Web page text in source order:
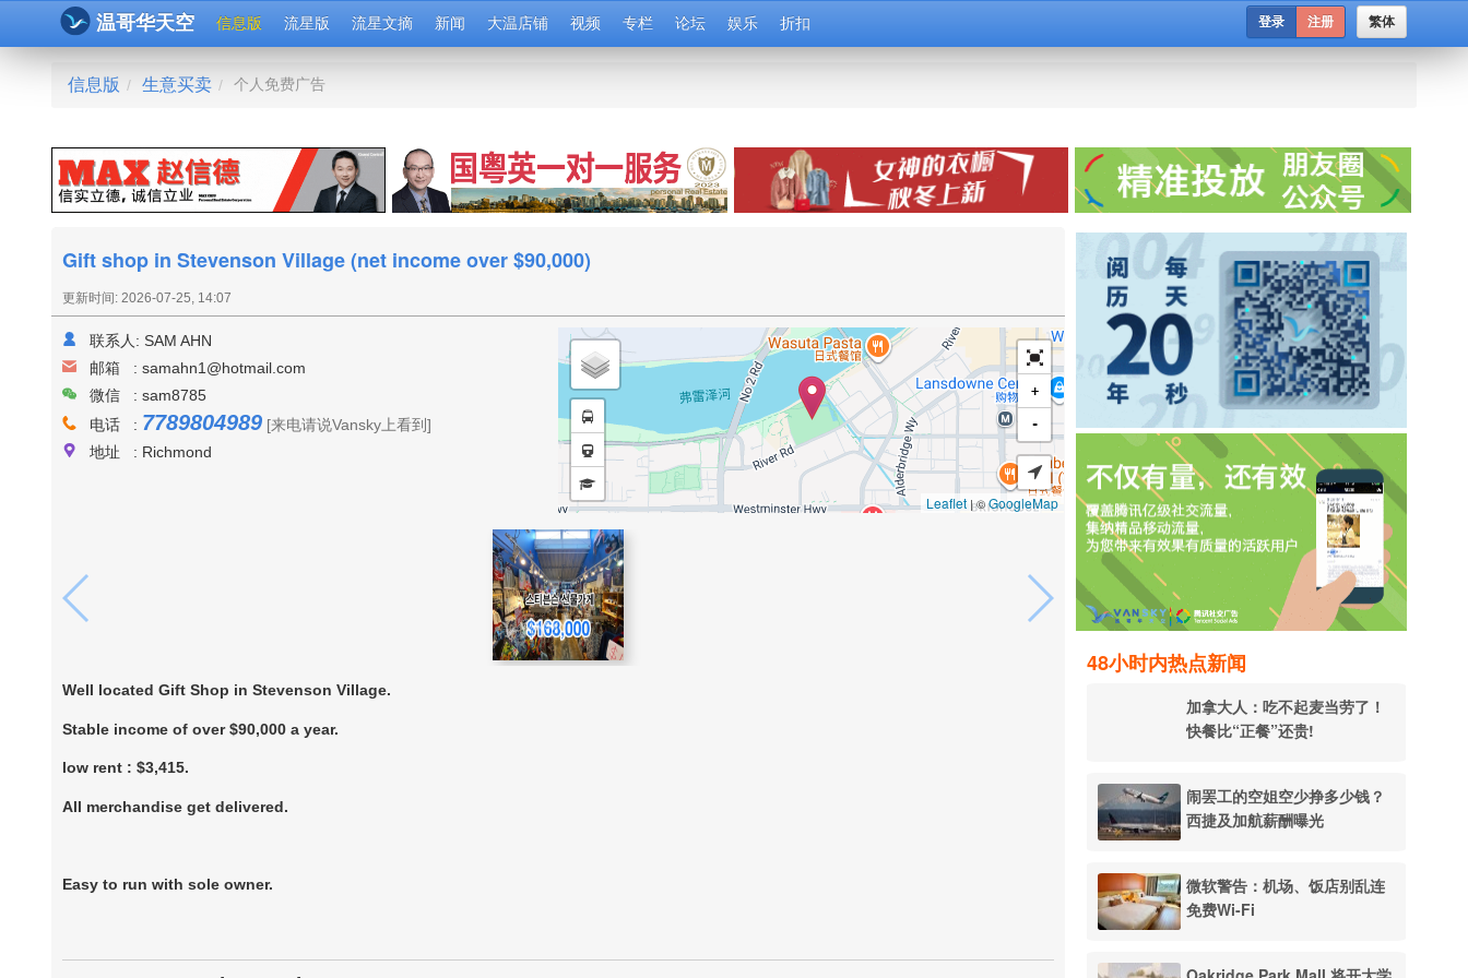
温哥华天空 信息版 流星版 流星文摘 新闻 大温店铺 视频 专栏 论坛 娱乐 折扣 繁体
登录 注册
信息版 / 生意买卖 / 个人免费广告
48小时内热点新闻
加拿大人：吃不起麦当劳了！
快餐比“正餐”还贵!
闹罢工的空姐空少挣多少钱？
西捷及加航薪酬曝光
微软警告：机场、饭店别乱连
免费Wi-Fi
Gift shop in Stevenson Village (net income over $90,000)
更新时间: 2026-07-25, 14:07
联系人: SAM AHN
邮箱 : samahn1@hotmail.com
微信 : sam8785
电话 : 7789804989 [来电请说Vansky上看到]
地址 : Richmond
+
-
Leaflet | ©GoogleMap
Well located Gift Shop in Stevenson Village.
Stable income of over $90,000 a year.
low rent : $3,415.
All merchandise get delivered.
Easy to run with sole owner.